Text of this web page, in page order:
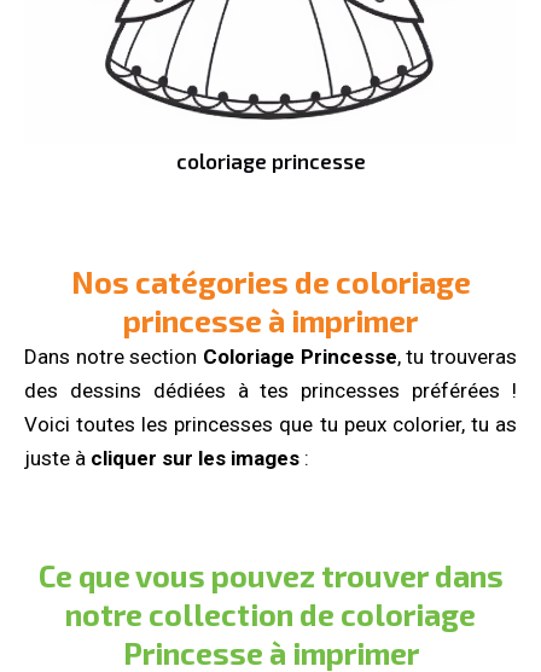
coloriage princesse
Nos catégories de coloriage
princesse à imprimer
Dans notre section Coloriage Princesse, tu trouveras
des dessins dédiées à tes princesses préférées !
Voici toutes les princesses que tu peux colorier, tu as
juste à cliquer sur les images :
Ce que vous pouvez trouver dans
notre collection de coloriage
Princesse à imprimer